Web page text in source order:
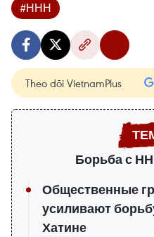
#ННН
Theo dõi VietnamPlus
Борьба с
Общественные
усиливают
Хатине